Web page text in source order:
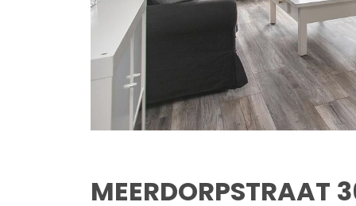
MEERDORPSTRAAT